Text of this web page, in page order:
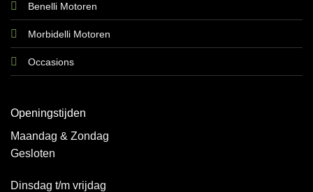
Benelli Motoren
Morbidelli Motoren
Occasions
Openingstijden
Maandag & Zondag
Gesloten
Dinsdag t/m vrijdag